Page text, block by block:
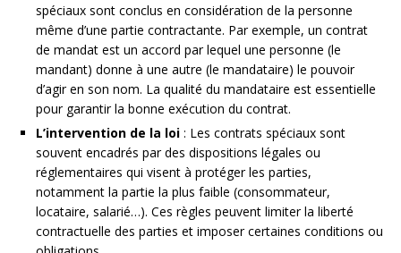
spéciaux sont conclus en considération de la personne
même d’une partie contractante. Par exemple, un contrat
de mandat est un accord par lequel une personne (le
mandant) donne à une autre (le mandataire) le pouvoir
d’agir en son nom. La qualité du mandataire est essentielle
pour garantir la bonne exécution du contrat.
L’intervention de la loi : Les contrats spéciaux sont
souvent encadrés par des dispositions légales ou
réglementaires qui visent à protéger les parties,
notamment la partie la plus faible (consommateur,
locataire, salarié…). Ces règles peuvent limiter la liberté
contractuelle des parties et imposer certaines conditions ou